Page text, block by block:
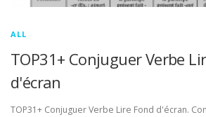
ALL
TOP31+ Conjuguer Verbe
d'écran
TOP31+ Conjuguer Verbe Lire Fond d'écran.